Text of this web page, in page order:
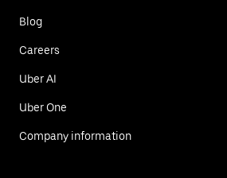
Blog
Careers
Uber AI
Uber One
Company information